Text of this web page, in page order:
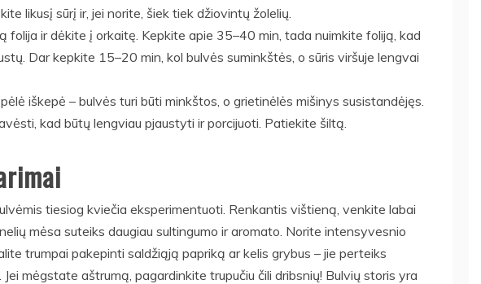
likusį sūrį ir, jei norite, šiek tiek džiovintų žolelių.
folija ir dėkite į orkaitę. Kepkite apie 35–40 min, tada nuimkite foliją, kad
Dar kepkite 15–20 min, kol bulvės suminkštės, o sūris viršuje lengvai
iškepė – bulvės turi būti minkštos, o grietinėlės mišinys susistandėjęs.
kad būtų lengviau pjaustyti ir porcijuoti. Patiekite šiltą.
tiesiog kviečia eksperimentuoti. Renkantis vištieną, venkite labai
mėsa suteiks daugiau sultingumo ir aromato. Norite intensyvesnio
trumpai pakepinti saldžiąją papriką ar kelis grybus – jie perteiks
mėgstate aštrumą, pagardinkite trupučiu čili dribsnių! Bulvių storis yra